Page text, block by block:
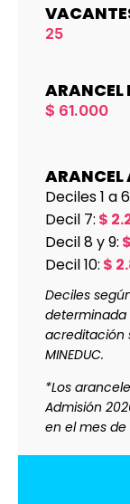
25
$ 61.000
Deciles 1 a
Decil 7: $
Decil 8 y 9:
Decil 10: $
Deciles
determinada
acreditación
MINEDUC.
*Los
Admisión
en el mes